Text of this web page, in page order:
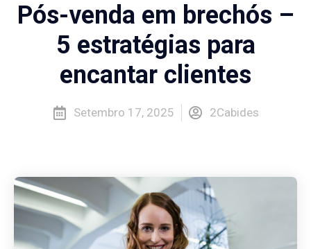
Pós-venda em brechós –
5 estratégias para
encantar clientes
Setembro 17, 2025 2Cabides